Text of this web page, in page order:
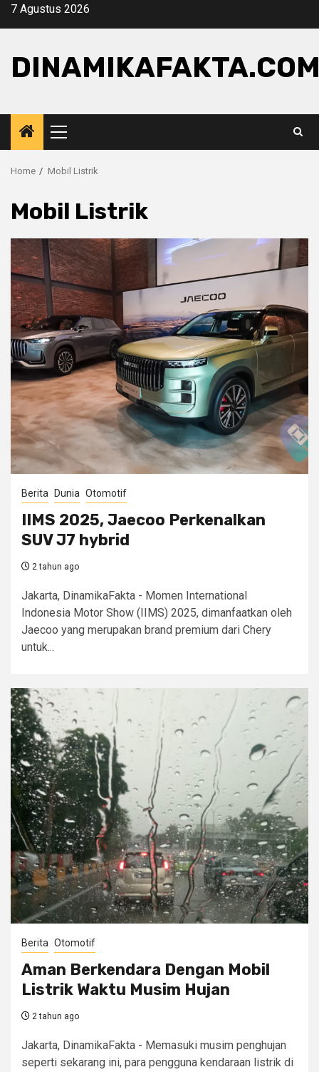
Skip7 Agustus 2026
Primary
Menu
Home Mobil Listrik
Mobil Listrik
Berita Dunia Otomotif
IIMS 2025, Jaecoo Perkenalkan
SUV J7 hybrid
2 tahun ago
Jakarta, DinamikaFakta - Momen International
Indonesia Motor Show (IIMS) 2025, dimanfaatkan oleh
Jaecoo yang merupakan brand premium dari Chery
untuk...
Berita Otomotif
Aman Berkendara Dengan Mobil
Listrik Waktu Musim Hujan
2 tahun ago
Jakarta, DinamikaFakta - Memasuki musim penghujan
seperti sekarang ini, para pengguna kendaraan listrik di